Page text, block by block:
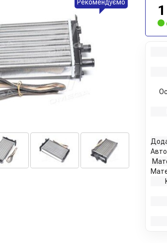
Рекомендуємо